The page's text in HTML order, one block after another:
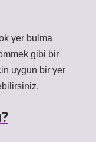
yer bulma
gibi bir
uygun bir yer